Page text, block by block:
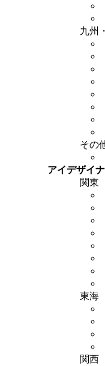
九州
その
アイデザイ
関東
東海
関西